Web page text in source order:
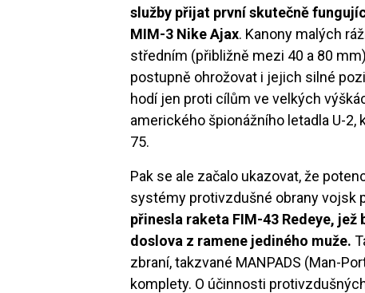
služby přijat první skutečně
MIM-3 Nike Ajax. Kanony malých
středním (přibližně mezi 40 a 80
postupně ohrožovat i jejich silné
hodí jen proti cílům ve velkých
amerického špionážního letadla U-
75.
Pak se ale začalo ukazovat, že
systémy protivzdušné obrany vojsk
přinesla raketa FIM-43 Redeye,
doslova z ramene jediného muže.
zbraní, takzvané MANPADS (Man-
komplety. O účinnosti